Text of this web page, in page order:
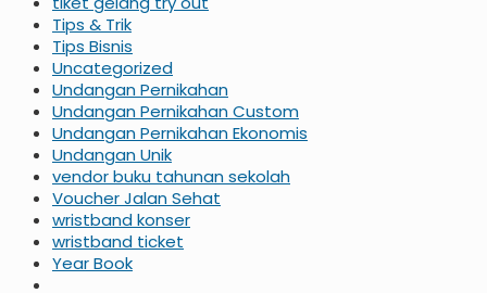
Tips & Trik
Tips Bisnis
Uncategorized
Undangan Pernikahan
Undangan Pernikahan Custom
Undangan Pernikahan Ekonomis
Undangan Unik
vendor buku tahunan sekolah
Voucher Jalan Sehat
wristband konser
wristband ticket
Year Book